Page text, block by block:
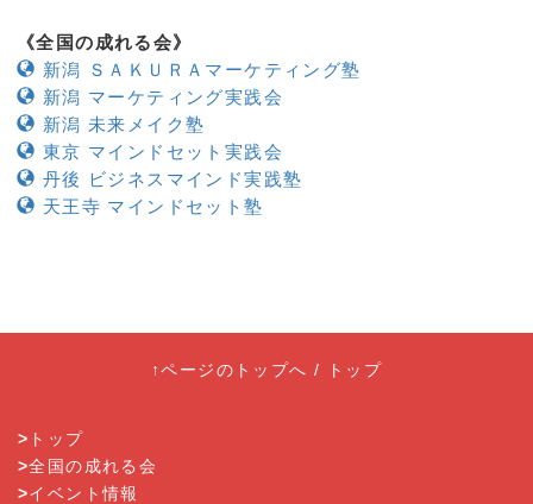
《全国の成れる会》
新潟 ＳＡＫＵＲＡマーケティング塾
新潟 マーケティング実践会
新潟 未来メイク塾
東京 マインドセット実践会
丹後 ビジネスマインド実践塾
天王寺 マインドセット塾
↑ページのトップへ / トップ
> トップ
>全国の成れる会
>イベント情報